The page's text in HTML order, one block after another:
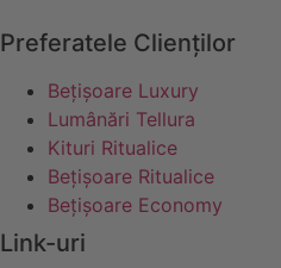
Preferatele Clienților
Bețișoare Luxury
Lumânări Tellura
Kituri Ritualice
Bețișoare Ritualice
Bețișoare Economy
Link-uri